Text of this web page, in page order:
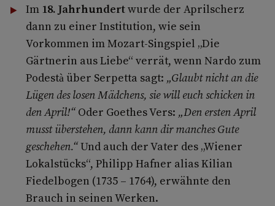
Im 18. Jahrhundertwurde der Aprilscherz
dann zu einer Institution, wie sein
Vorkommen im Mozart-Singspiel „Die
Gärtnerin aus Liebe“ verrät, wenn Nardo zum
Podestà über Serpetta sagt: „Glaubt nicht an die
Lügen des losen Mädchens, sie will euch schicken in
den April!“Oder Goethes Vers: „Den ersten April
musst überstehen, dann kann dir manches Gute
geschehen.“Und auch der Vater des „Wiener
Lokalstücks“, Philipp Hafner alias Kilian
Fiedelbogen (1735 – 1764), erwähnte den
Brauch in seinen Werken.